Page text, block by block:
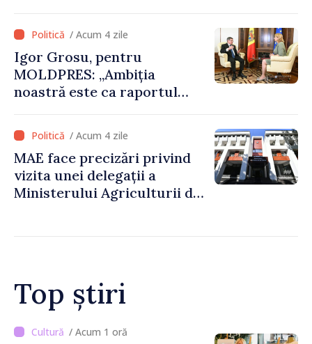
alegerea. Ne-am alăturat
Ucrainei”/ Acum 4 zile
Igor Grosu, pentru
MOLDPRES: „Ambiția
noastră este ca raportul
an să fie și mai bun”
/ Acum 4 zile
MAE face precizări privind
vizita unei delegații a
Ministerului Agriculturii din
Top știri
/ Acum 54 minute